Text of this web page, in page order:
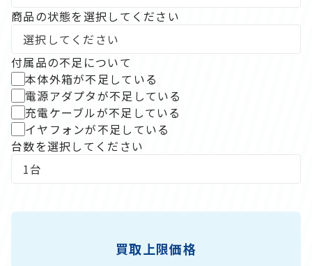
商品の状態を選択してください
付属品の不足について
本体外箱が不足している
電源アダプタが不足している
充電ケーブルが不足している
イヤフォンが不足している
台数を選択してください
買取上限価格